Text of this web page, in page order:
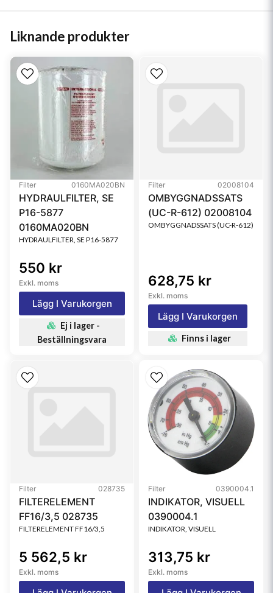
Efficiency Test Std
Type
Style Round
Media Type
Liknande produkter
Filter 0160MA020BN
HYDRAULFILTER, SE
P16-5877
0160MA020BN
HYDRAULFILTER, SE P16-5877
550 kr
Exkl. moms
Lägg I Varukorgen
Ej i lager -
Beställningsvara
Filter 02008104
OMBYGGNADSSATS
(UC-R-612) 02008104
OMBYGGNADSSATS (UC-R-612)
628,75 kr
Exkl. moms
Lägg I Varukorgen
Finns i lager
Filter 028735
FILTERELEMENT
FF16/3,5 028735
FILTERELEMENT FF16/3,5
5 562,5 kr
Exkl. moms
Filter 0390004.1
INDIKATOR, VISUELL
0390004.1
INDIKATOR, VISUELL
313,75 kr
Exkl. moms